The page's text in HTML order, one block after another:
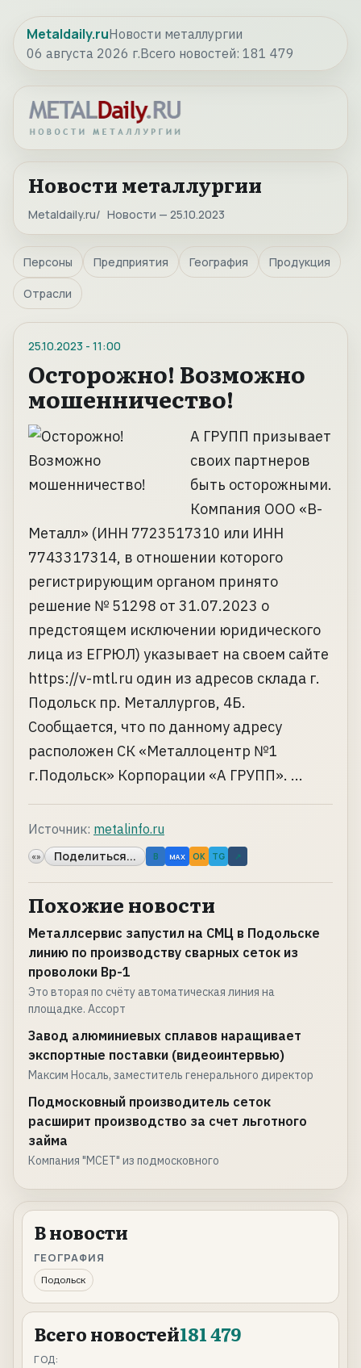
Metaldaily.ruНовости металлургии
06 августа 2026 г.Всего новостей: 181 479
Новости металлургии
Metaldaily.ru Новости — 25.10.2023
Персоны Предприятия География Продукция
Отрасли
25.10.2023 - 11:00
Осторожно! Возможно
мошенничество!
А ГРУПП призывает
своих партнеров
быть осторожными.
Компания ООО «В-
Металл» (ИНН 7723517310 или ИНН
7743317314, в отношении которого
регистрирующим органом принято
решение № 51298 от 31.07.2023 о
предстоящем исключении юридического
лица из ЕГРЮЛ) указывает на своем сайте
https://v-mtl.ru один из адресов склада г.
Подольск пр. Металлургов, 4Б.
Сообщается, что по данному адресу
расположен СК «Металлоцентр №1
г.Подольск» Корпорации «А ГРУПП». ...
Источник: metalinfo.ru
«» Поделиться... B MAX OK TG ↗
Похожие новости
Металлсервис запустил на СМЦ в Подольске
линию по производству сварных сеток из
проволоки Вр-1
Это вторая по счёту автоматическая линия на
площадке. Ассорт
Завод алюминиевых сплавов наращивает
экспортные поставки (видеоинтервью)
Максим Носаль, заместитель генерального директор
Подмосковный производитель сеток
расширит производство за счет льготного
займа
Компания "МСЕТ" из подмосковного
В новости
ГЕОГРАФИЯ
Подольск
Всего новостей181 479
ГОД: